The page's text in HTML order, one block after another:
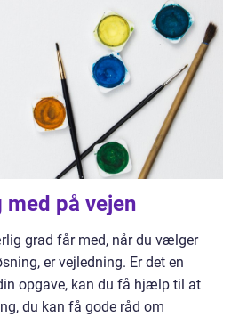
med på vejen
grad får med, når du vælger
er vejledning. Er det en
opgave, kan du få hjælp til at
du kan få gode råd om